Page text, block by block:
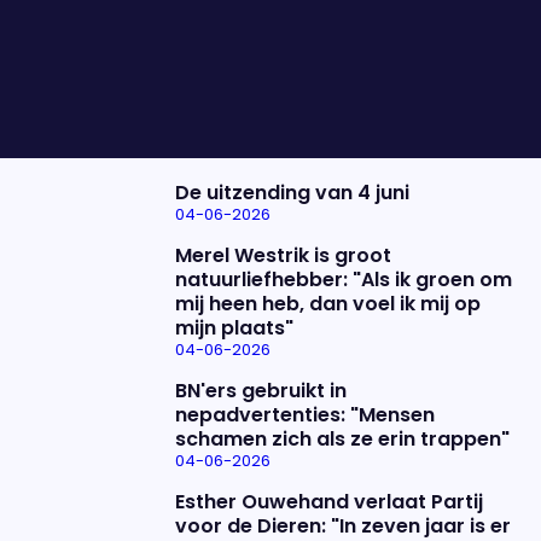
De uitzending van 4 juni
04-06-2026
Merel Westrik is groot
natuurliefhebber: "Als ik groen om
mij heen heb, dan voel ik mij op
mijn plaats"
04-06-2026
BN'ers gebruikt in
nepadvertenties: "Mensen
schamen zich als ze erin trappen"
04-06-2026
Esther Ouwehand verlaat Partij
voor de Dieren: "In zeven jaar is er